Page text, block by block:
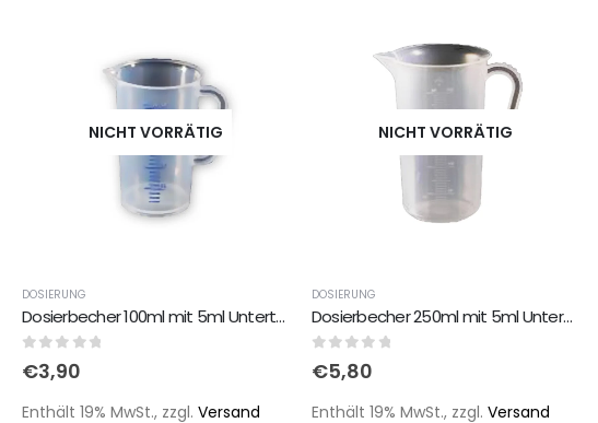
NICHT VORRÄTIG
DOSIERUNG
Dosierbecher 100ml mit 5ml Unterteilung
out of 5
€3,90
Enthält 19% MwSt., zzgl. Versand
NICHT VORRÄTIG
DOSIERUNG
Dosierbecher 250ml mit 5ml Unterteilung
out of 5
€5,80
Enthält 19% MwSt., zzgl. Versand